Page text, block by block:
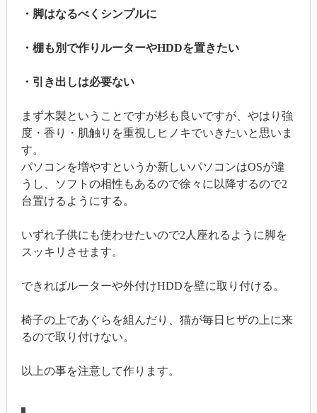
・脚はなるべくシンプルに
・棚も別で作りルーターやHDDを置きたい
・引き出しは必要ない
まず木製ということですが杉も良いですが、やはり強
度・香り・肌触りを重視しヒノキでいきたいと思いま
す。
パソコンを増やすというか新しいパソコンはOSが違
うし、ソフトの相性もあるので徐々に以降するので2
台置けるようにする。
いずれ子供にも使わせたいので2人座れるように脚を
スッキリさせます。
できればルーターや外付けHDDを壁に取り付ける。
椅子の上であぐらを組んだり、猫が毎日ヒザの上に来
るので取り付けない。
以上の事を注意して作ります。